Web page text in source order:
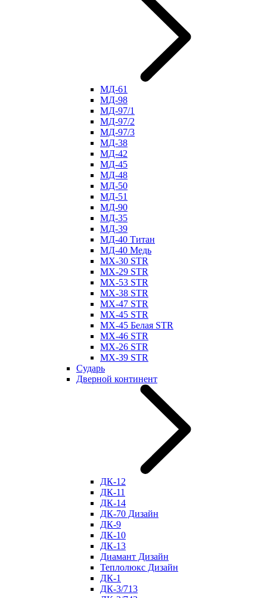
МД-61
МД-98
МД-97/1
МД-97/2
МД-97/3
МД-38
МД-42
МД-45
МД-48
МД-50
МД-51
МД-90
МД-35
МД-39
МД-40 Титан
МД-40 Медь
МХ-30 STR
МХ-29 STR
МХ-53 STR
МХ-38 STR
МХ-47 STR
МХ-45 STR
МХ-45 Белая STR
МХ-46 STR
МХ-26 STR
МХ-39 STR
Сударь
Дверной континент
ДК-12
ДК-11
ДК-14
ДК-70 Дизайн
ДК-9
ДК-10
ДК-13
Диамант Дизайн
Теплолюкс Дизайн
ДК-1
ДК-3/713